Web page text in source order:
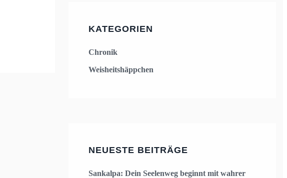
KATEGORIEN
Chronik
Weisheitshäppchen
NEUESTE BEITRÄGE
Sankalpa: Dein Seelenweg beginnt mit wahrer